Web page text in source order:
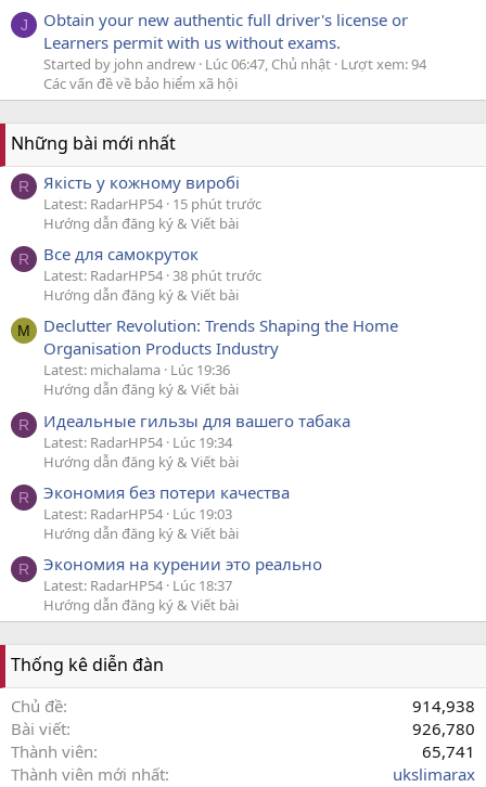
J
Obtain your new authentic full driver's license or
Learners permit with us without exams.
Started by john andrew Lúc 06:47, Chủ nhật Lượt xem: 94
Các vấn đề về bảo hiểm xã hội
Những bài mới nhất
R Якість у кожному виробі
Latest: RadarHP54 15 phút trước
Hướng dẫn đăng ký & Viết bài
R Все для самокруток
Latest: RadarHP54 38 phút trước
Hướng dẫn đăng ký & Viết bài
M
Declutter Revolution: Trends Shaping the Home
Organisation Products Industry
Latest: michalama Lúc 19:36
Hướng dẫn đăng ký & Viết bài
R Идеальные гильзы для вашего табака
Latest: RadarHP54 Lúc 19:34
Hướng dẫn đăng ký & Viết bài
R Экономия без потери качества
Latest: RadarHP54 Lúc 19:03
Hướng dẫn đăng ký & Viết bài
R Экономия на курении это реально
Latest: RadarHP54 Lúc 18:37
Hướng dẫn đăng ký & Viết bài
Thống kê diễn đàn
Chủ đề
914,938
Bài viết
926,780
Thành viên
65,741
Thành viên mới nhất
ukslimarax